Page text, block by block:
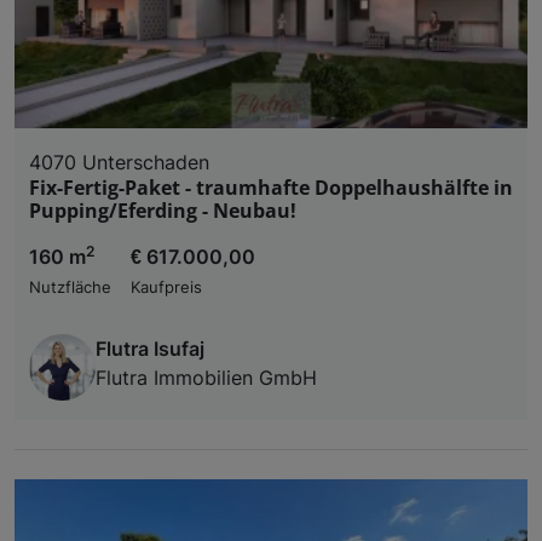
4070 Unterschaden
Fix-Fertig-Paket - traumhafte Doppelhaushälfte in
Pupping/Eferding - Neubau!
160 m2
Nutzfläche
€ 617.000,00
Kaufpreis
Flutra Isufaj
Flutra Immobilien GmbH